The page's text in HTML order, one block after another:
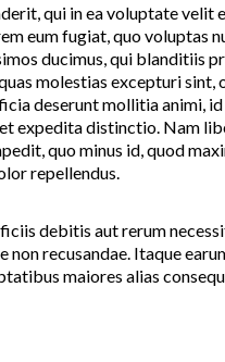
qui in ea voluptate velit
eum fugiat, quo voluptas
ducimus, qui blanditiis
molestias excepturi
deserunt mollitia animi,
expedita distinctio. Nam
quo minus id, quod
repellendus.
debitis aut rerum
recusandae. Itaque
maiores alias